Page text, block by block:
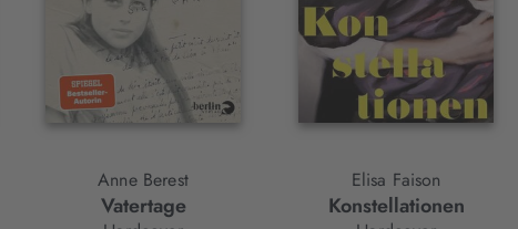
Anne Berest
Vatertage
Elisa Faison
Konstellationen